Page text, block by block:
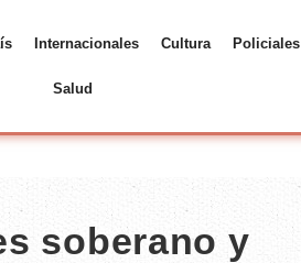
Internacionales Cultura Policiales
Salud
soberano y